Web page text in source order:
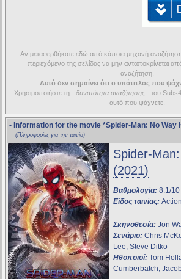
Αν μεταφερθήκατε εδώ από κάποια μηχανή
περιεχόμενο της σελίδας να μην ανταποκρίνεται
αναζήτηση.
Αυτό δεν σημαίνει ότι ο υπότιτλος που
Χρησιμοποιήστε τη
δυνατότητα αναζήτησης
του
αυτό που ψάχνετε.
- Information for the movie *Spider-Man: No Way
(Πληροφορίες για την ταινία)
Spider-
(2021)
Βαθμολογία: 8.1/
Είδος ταινίας:
Σκηνοθεσία: Jon
Σενάριο: Chris
Lee, Steve Ditko
Ηθοποιοί: Tom
Cumberbatch,